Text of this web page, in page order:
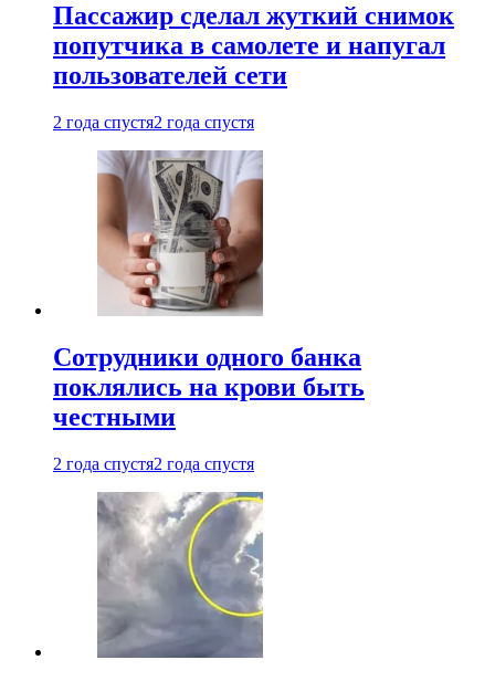
Пассажир сделал жуткий снимок
попутчика в самолете и напугал
пользователей сети
2 года спустя2 года спустя
Сотрудники одного банка
поклялись на крови быть
честными
2 года спустя2 года спустя